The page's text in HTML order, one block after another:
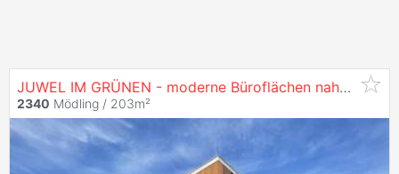
JUWEL IM GRÜNEN - moderne Büroflächen nahe HTL Mödling zu
2340 Mödling / 203m²